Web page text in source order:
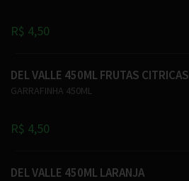
R$ 4,50
DEL VALLE 450ML FRUTAS CITRICAS
GARRAFINHA 450ML
R$ 4,50
DEL VALLE 450ML LARANJA